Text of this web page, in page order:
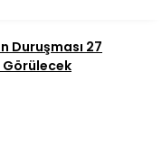
Duruşması 27
Görülecek